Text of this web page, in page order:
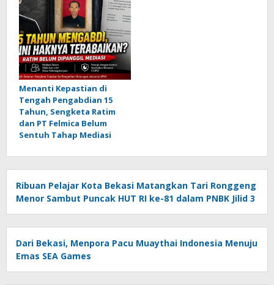
Menanti Kepastian di
Tengah Pengabdian 15
Tahun, Sengketa Ratim
dan PT Felmica Belum
Sentuh Tahap Mediasi
Ribuan Pelajar Kota Bekasi Matangkan Tari Ronggeng
Menor Sambut Puncak HUT RI ke-81 dalam PNBK Jilid 3
Dari Bekasi, Menpora Pacu Muaythai Indonesia Menuju
Emas SEA Games